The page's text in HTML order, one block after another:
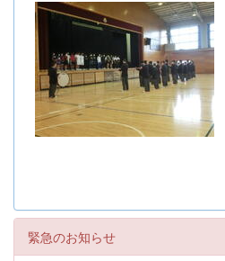
緊急のお知らせ